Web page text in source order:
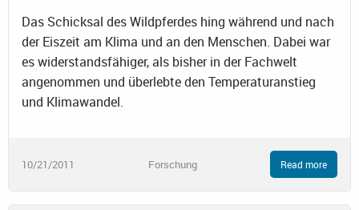
Das Schicksal des Wildpferdes hing während und nach
der Eiszeit am Klima und an den Menschen. Dabei war
es widerstandsfähiger, als bisher in der Fachwelt
angenommen und überlebte den Temperaturanstieg
und Klimawandel.
10/21/2011 Forschung Read more